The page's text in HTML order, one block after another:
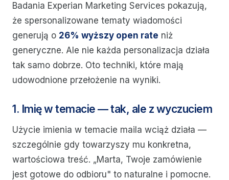
Badania Experian Marketing Services pokazują,
że spersonalizowane tematy wiadomości
generują o 26% wyższy open rate niż
generyczne. Ale nie każda personalizacja działa
tak samo dobrze. Oto techniki, które mają
udowodnione przełożenie na wyniki.
1. Imię w temacie — tak, ale z wyczuciem
Użycie imienia w temacie maila wciąż działa —
szczególnie gdy towarzyszy mu konkretna,
wartościowa treść. „Marta, Twoje zamówienie
jest gotowe do odbioru" to naturalne i pomocne.